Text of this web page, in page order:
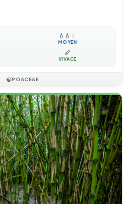
💧 💧 💧
MOYEN
📏
VIVACE
🍃POACEAE